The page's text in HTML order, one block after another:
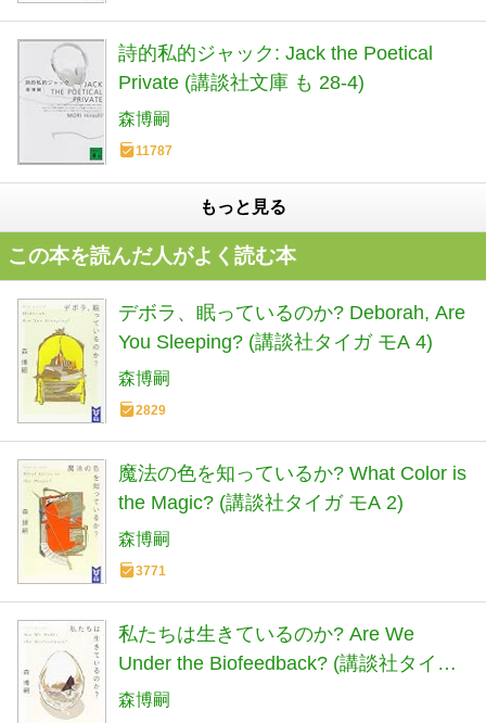
詩的私的ジャック: Jack the Poetical
Private (講談社文庫 も 28-4)
森博嗣
11787
もっと見る
この本を読んだ人がよく読む本
デボラ、眠っているのか? Deborah, Are
You Sleeping? (講談社タイガ モA 4)
森博嗣
2829
魔法の色を知っているか? What Color is
the Magic? (講談社タイガ モA 2)
森博嗣
3771
私たちは生きているのか? Are We
Under the Biofeedback? (講談社タイガ
モA 5)
森博嗣